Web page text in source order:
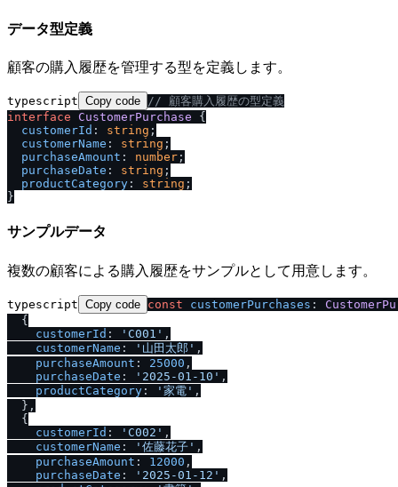
データ型定義
顧客の購入履歴を管理する型を定義します。
typescript Copy code // 顧客購入履歴の型定義
interface
CustomerPurchase {
customerId : string ;
customerName : string ;
purchaseAmount : number ;
purchaseDate : string ;
productCategory : string ;
サンプルデータ
複数の顧客による購入履歴をサンプルとして用意します。
typescript Copy code const customerPurchases :
  {
customerId : 'C001' ,
customerName : '山田太郎' ,
purchaseAmount : 25000 ,
purchaseDate : '2025-01-10' ,
productCategory : '家電' ,
  },
  {
customerId : 'C002' ,
customerName : '佐藤花子' ,
purchaseAmount : 12000 ,
purchaseDate : '2025-01-12' ,